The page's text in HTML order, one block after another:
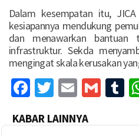
Dalam kesempatan itu,
kesiapannya mendukung
dan menawarkan bantuan
infrastruktur. Sekda
mengingat skala kerusakan
Facebook
Twitter
Email
KABAR LAINNYA